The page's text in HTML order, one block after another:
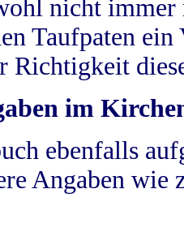
nicht
Taufpaten
Richtigkeit
im
ebenfalls
Angaben wie